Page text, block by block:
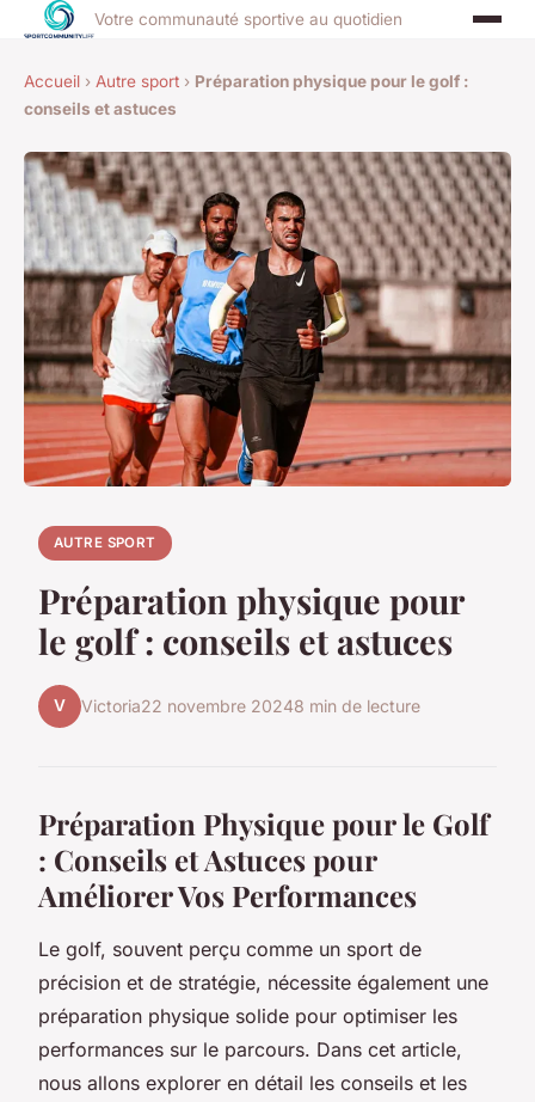
Votre communauté sportive au quotidien
Accueil › Autre sport › Préparation physique pour le golf :
conseils et astuces
AUTRE SPORT
Préparation physique pour
le golf : conseils et astuces
V Victoria22 novembre 20248 min de lecture
Préparation Physique pour le Golf
: Conseils et Astuces pour
Améliorer Vos Performances
Le golf, souvent perçu comme un sport de
précision et de stratégie, nécessite également une
préparation physique solide pour optimiser les
performances sur le parcours. Dans cet article,
nous allons explorer en détail les conseils et les